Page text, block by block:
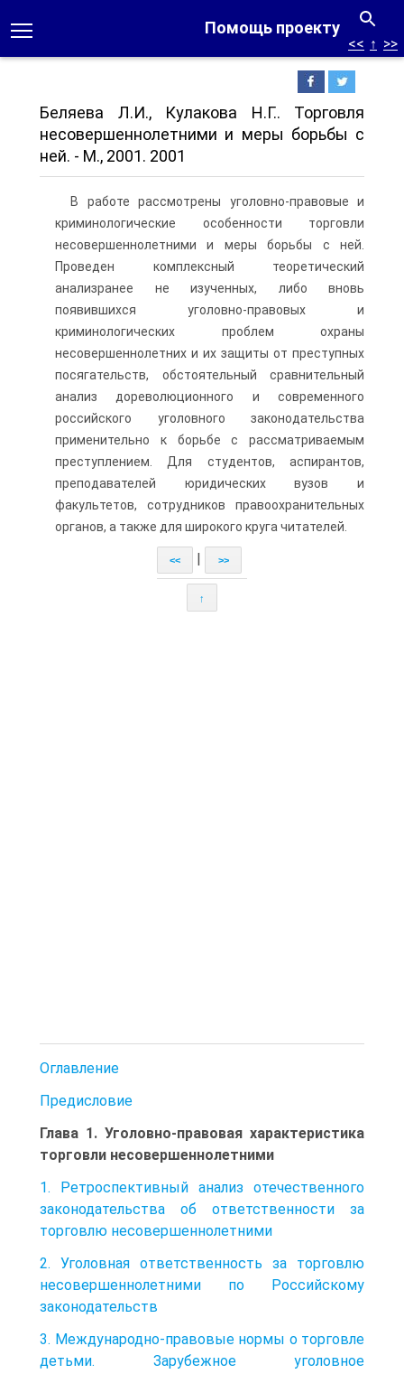
Помощь проекту
<< ↑ >>
Беляева Л.И., Кулакова Н.Г.. Торговля
несовершеннолетними и меры борьбы с
ней. - М., 2001. 2001
В работе рассмотрены уголовно-правовые и
криминологические особенности торговли
несовершеннолетними и меры борьбы с ней.
Проведен комплексный теоретический
анализранее не изученных, либо вновь
появившихся уголовно-правовых и
криминологических проблем охраны
несовершеннолетних и их защиты от преступных
посягательств, обстоятельный сравнительный
анализ дореволюционного и современного
российского уголовного законодательства
применительно к борьбе с рассматриваемым
преступлением. Для студентов, аспирантов,
преподавателей юридических вузов и
факультетов, сотрудников правоохранительных
органов, а также для широкого круга читателей.
<< >>
↑
Оглавление
Предисловие
Глава 1. Уголовно-правовая характеристика
торговли несовершеннолетними
1. Ретроспективный анализ отечественного
законодательства об ответственности за
торговлю несовершеннолетними
2. Уголовная ответственность за торговлю
несовершеннолетними по Российскому
законодательств
3. Международно-правовые нормы о торговле
детьми. Зарубежное уголовное